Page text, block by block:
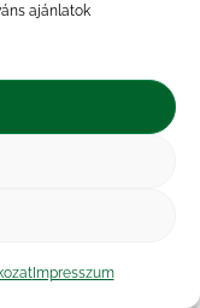
ajánlatok
Impresszum
négy